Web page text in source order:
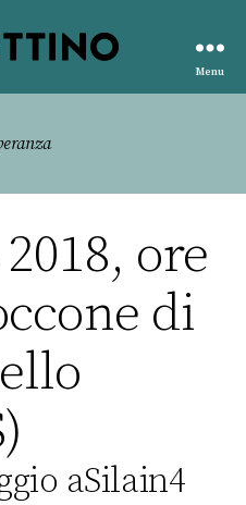
editore
Menu
ore
di
aSilain4